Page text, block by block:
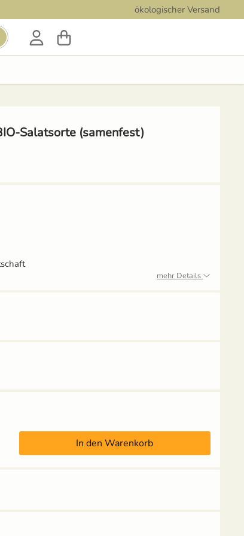
ökologischer Versand
Salatsorte (samenfest)
mehr Details
(Kunststoff)
€UVP
Buche
3,95 € UVP
€
In den Warenkorb